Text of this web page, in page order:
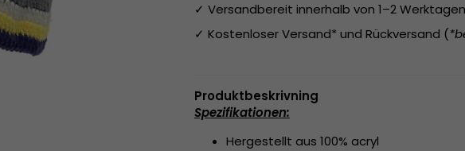
✓ Versandbereit innerhalb von 1–2
✓ Kostenloser Versand* und Rückversand (
Produktbeskrivning
Spezifikationen:
Hergestellt aus 100% acryl